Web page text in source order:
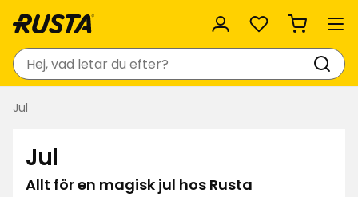
Favoriter
Sök
Jul
Jul
Allt för en magisk jul hos Rusta